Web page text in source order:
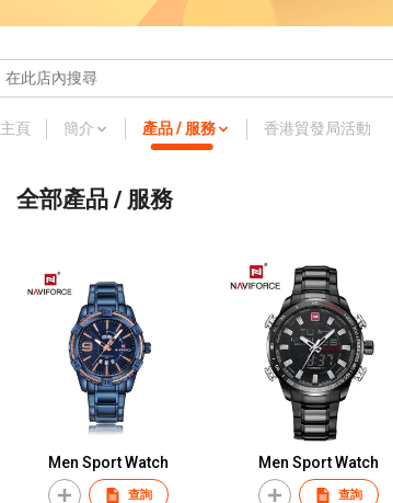
主頁 簡介 產品 / 服務 香港貿發局活動
全部產品 / 服務
Men Sport Watch
查詢
Men Sport Watch
查詢